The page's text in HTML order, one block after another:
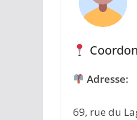
Adresse:
69, rue du